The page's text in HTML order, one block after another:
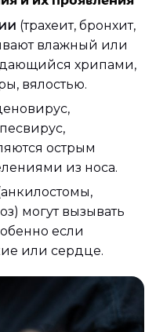
(трахеит, бронхит,
влажный или
хрипами,
вялостью.
острым
из носа.
могут вызывать
если
или сердце.